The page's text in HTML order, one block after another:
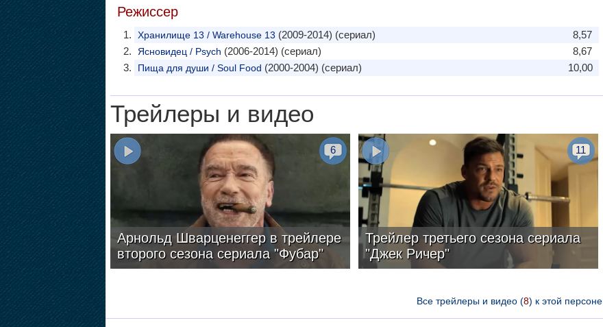
Режиссер
8,57
Хранилище 13 / Warehouse 13 (2009-2014) (сериал)
8,67
Ясновидец / Psych (2006-2014) (сериал)
10,00
Пища для души / Soul Food (2000-2004) (сериал)
Трейлеры и видео
Арнольд Шварценеггер в трейлере
второго сезона сериала "Фубар"
6
Трейлер третьего сезона сериала
"Джек Ричер"
11
Все трейлеры и видео (8) к этой персоне